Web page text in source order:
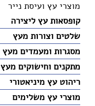
מוצרי עץ ועיסת נייר
קופסאות עץ ליצירה
שלטים וצורות מעץ
מסגרות ומעמדים מעץ
מתקנים וחישוקים מעץ
ריהוט עץ מיניאטורי
מוצרי עץ משלימים